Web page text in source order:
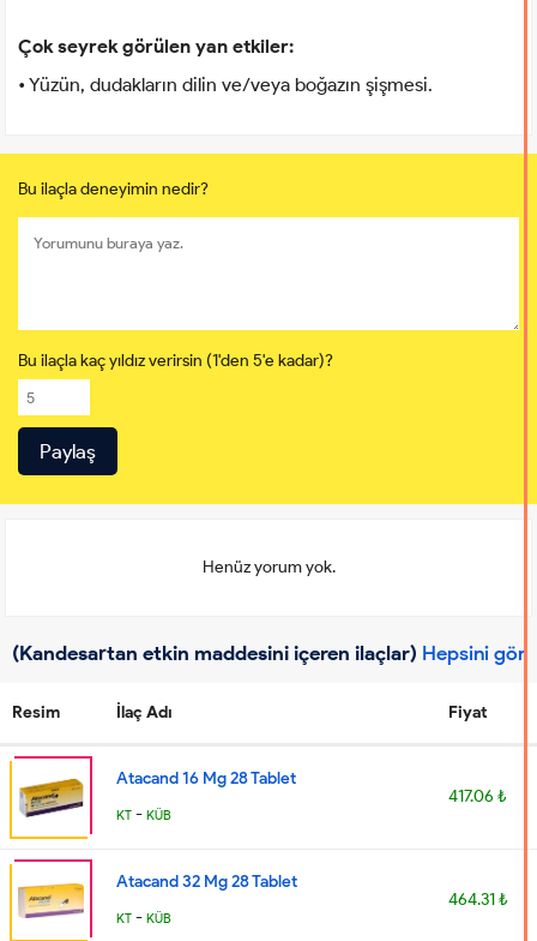
Çok seyrek görülen yan etkiler:
• Yüzün, dudakların dilin ve/veya boğazın şişmesi.
Bu ilaçla deneyimin nedir?
Bu ilaçla kaç yıldız verirsin (1'den 5'e kadar)?
Henüz yorum yok.
(Kandesartan etkin maddesini içeren ilaçlar) Hepsini gör
Resim İlaç Adı Fiyat
Atacand 16 Mg 28 Tablet
KT - KÜB
417.06 ₺
Atacand 32 Mg 28 Tablet
KT - KÜB
464.31 ₺